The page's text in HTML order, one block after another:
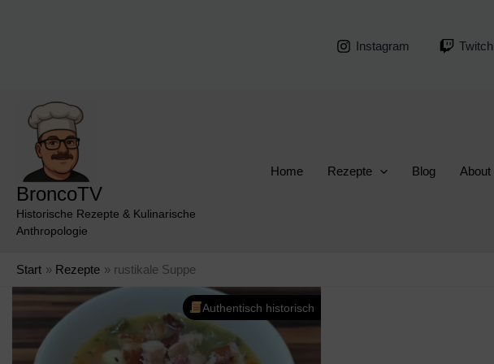
Instagram Twitch
BroncoTV
Historische Rezepte & Kulinarische
Anthropologie
Home Rezepte Blog About
Start Rezepte rustikale Suppe
Authentisch historisch